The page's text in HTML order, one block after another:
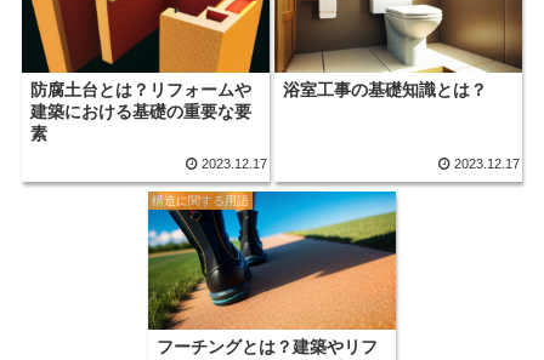
防腐土台とは？リフォームや
建築における基礎の重要な要
素
2023.12.17
浴室工事の基礎知識とは？
2023.12.17
構造に関する用語
フーチングとは？建築やリフ